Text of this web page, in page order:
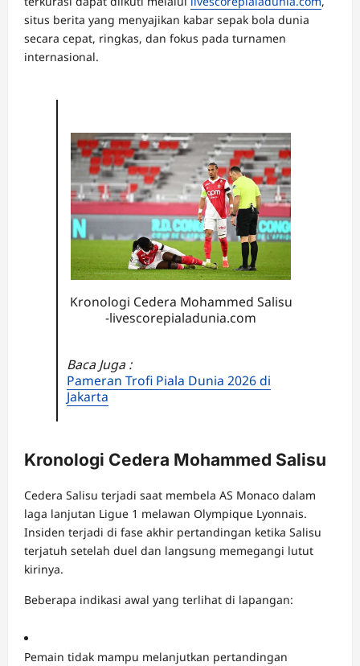
situs berita yang menyajikan kabar sepak bola dunia
secara cepat, ringkas, dan fokus pada turnamen
internasional.
Kronologi Cedera Mohammed Salisu
-livescorepialadunia.com
Baca Juga :
Pameran Trofi Piala Dunia 2026 di
Jakarta
Kronologi Cedera Mohammed Salisu
Cedera Salisu terjadi saat membela AS Monaco dalam
laga lanjutan Ligue 1 melawan Olympique Lyonnais.
Insiden terjadi di fase akhir pertandingan ketika Salisu
terjatuh setelah duel dan langsung memegangi lutut
kirinya.
Beberapa indikasi awal yang terlihat di lapangan:
Pemain tidak mampu melanjutkan pertandingan